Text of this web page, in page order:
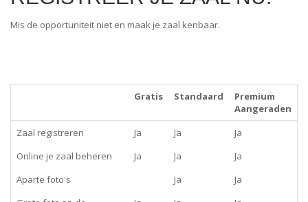
Mis de opportuniteit niet en maak je zaal kenbaar.
Gratis Standaard
Premium
Aangeraden
Zaal registreren
Ja Ja
Ja
Online je zaal beheren
Ja Ja
Ja
Aparte foto's
Ja
Ja